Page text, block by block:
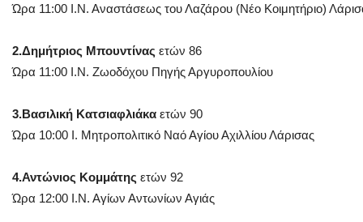
Ώρα 11:00 Ι.Ν. Αναστάσεως του Λαζάρου (Νέο Κοιμητήριο)
2.Δημήτριος Μπουντίνας ετών 86
Ώρα 11:00 Ι.Ν. Ζωοδόχου Πηγής Αργυροπουλίου
3.Βασιλική Κατσιαφλιάκα ετών 90
Ώρα 10:00 Ι. Μητροπολιτικό Ναό Αγίου Αχιλλίου Λάρισας
4.Αντώνιος Κομμάτης ετών 92
Ώρα 12:00 Ι.Ν. Αγίων Αντωνίων Αγιάς